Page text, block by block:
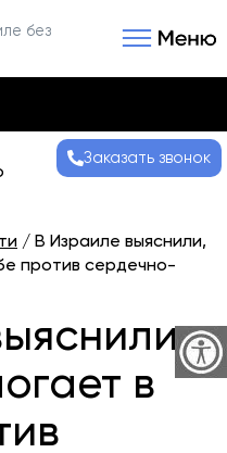
без
Заказать звонок
/ В Израиле выяснили,
против сердечно-
в